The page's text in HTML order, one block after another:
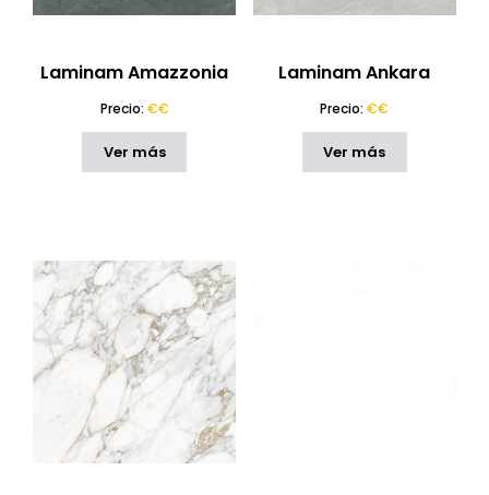
Laminam Amazzonia
Precio: €€
Ver más
Laminam Ankara
Precio:€€
Ver más